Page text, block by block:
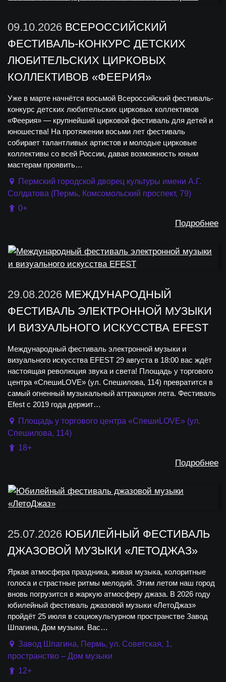
09.10.2026 ВСЕРОССИЙСКИЙ
ФЕСТИВАЛЬ-КОНКУРС ДЕТСКИХ
ЛЮБИТЕЛЬСКИХ ЦИРКОВЫХ
КОЛЛЕКТИВОВ «ФЕЕРИЯ»
Уже в марте начнётся восьмой Всероссийский фестиваль-
конкурс детских любительских цирковых коллективов
«Феерия» — крупнейший цирковой фестиваль для детей и
юношества! На протяжении восьми лет фестиваль
собирает талантливых артистов и молодые цирковые
коллективы со всей России, давая возможность юным
мастерам проявить…
Пермский городской дворец культуры имени А.Г.
Солдатова (Пермь, Комсомольский проспект, 79)
0+
Подробнее
29.08.2026 МЕЖДУНАРОДНЫЙ
ФЕСТИВАЛЬ ЭЛЕКТРОННОЙ МУЗЫКИ
И ВИЗУАЛЬНОГО ИСКУССТВА EFEST
Международный фестиваль электронной музыки и
визуального искусства EFEST 29 августа в 18:00 вас ждёт
настоящая революция звука и света! Площадь у торгового
центра «СпешиLOVE» (ул. Спешилова, 114) превратится в
самый огненный музыкальный аттракцион лета. Фестиваль
Efest с 2019 года держит…
Площадь у торгового центра «СпешиLOVE» (ул.
Спешилова, 114)
18+
Подробнее
25.07.2026 ЮБИЛЕЙНЫЙ ФЕСТИВАЛЬ
ДЖАЗОВОЙ МУЗЫКИ «ЛЕТОДЖАЗ»
Яркая атмосфера праздника, живая музыка, колоритные
голоса и страстные ритмы мелодий. Этим летом наш город
вновь погрузится в жаркую атмосферу джаза. В 2026 году
юбилейный фестиваль джазовой музыки «ЛетоДжаз»
пройдёт 25 июля в социокультурном пространстве Завод
Шпагина, Дом музыки. Вас…
Завод Шпагина, Пермь, ул. Советская, 1,
пространство – Дом музыки
12+